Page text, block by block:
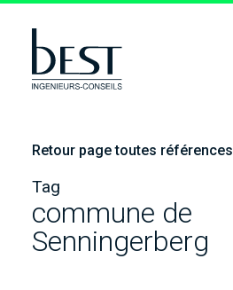
RSE
Contact
Retour page toutes références
Tag
commune de
Senningerberg